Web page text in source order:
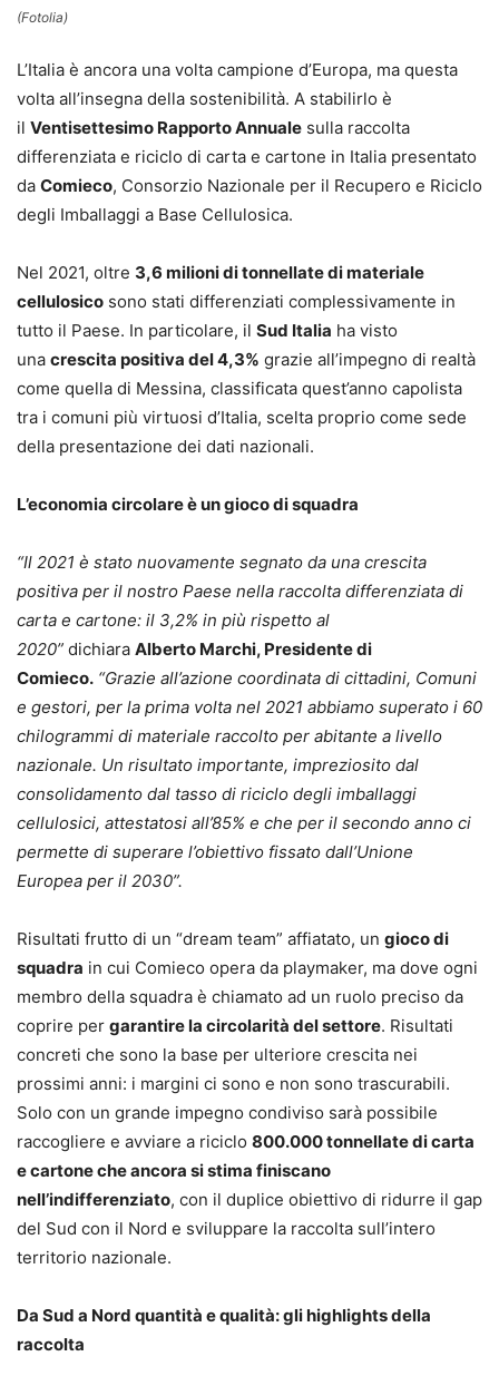
(Fotolia)
L’Italia è ancora una volta campione d’Europa, ma questa
volta all’insegna della sostenibilità. A stabilirlo è
il Ventisettesimo Rapporto Annuale sulla raccolta
differenziata e riciclo di carta e cartone in Italia presentato
da Comieco, Consorzio Nazionale per il Recupero e Riciclo
degli Imballaggi a Base Cellulosica.
Nel 2021, oltre 3,6 milioni di tonnellate di materiale
cellulosico sono stati differenziati complessivamente in
tutto il Paese. In particolare, il Sud Italia ha visto
una crescita positiva del 4,3% grazie all’impegno di realtà
come quella di Messina, classificata quest’anno capolista
tra i comuni più virtuosi d’Italia, scelta proprio come sede
della presentazione dei dati nazionali.
L’economia circolare è un gioco di squadra
“Il 2021 è stato nuovamente segnato da una crescita
positiva per il nostro Paese nella raccolta differenziata di
carta e cartone: il 3,2% in più rispetto al
2020” dichiara Alberto Marchi, Presidente di
Comieco. “Grazie all’azione coordinata di cittadini, Comuni
e gestori, per la prima volta nel 2021 abbiamo superato i 60
chilogrammi di materiale raccolto per abitante a livello
nazionale. Un risultato importante, impreziosito dal
consolidamento dal tasso di riciclo degli imballaggi
cellulosici, attestatosi all’85% e che per il secondo anno ci
permette di superare l’obiettivo fissato dall’Unione
Europea per il 2030”.
Risultati frutto di un “dream team” affiatato, un gioco di
squadra in cui Comieco opera da playmaker, ma dove ogni
membro della squadra è chiamato ad un ruolo preciso da
coprire per garantire la circolarità del settore. Risultati
concreti che sono la base per ulteriore crescita nei
prossimi anni: i margini ci sono e non sono trascurabili.
Solo con un grande impegno condiviso sarà possibile
raccogliere e avviare a riciclo 800.000 tonnellate di carta
e cartone che ancora si stima finiscano
nell’indifferenziato, con il duplice obiettivo di ridurre il gap
del Sud con il Nord e sviluppare la raccolta sull’intero
territorio nazionale.
Da Sud a Nord quantità e qualità: gli highlights della
raccolta